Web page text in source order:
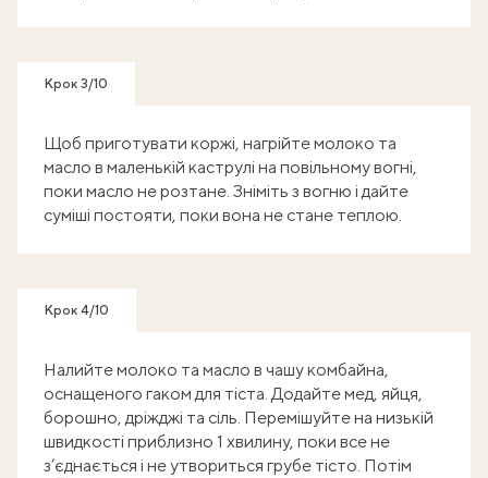
Крок 3/10
Щоб приготувати коржі, нагрійте молоко та
масло в маленькій каструлі на повільному вогні,
поки масло не розтане. Зніміть з вогню і дайте
суміші постояти, поки вона не стане теплою.
Крок 4/10
Налийте молоко та масло в чашу комбайна,
оснащеного гаком для тіста. Додайте мед, яйця,
борошно, дріжджі та сіль. Перемішуйте на низькій
швидкості приблизно 1 хвилину, поки все не
з’єднається і не утвориться грубе тісто. Потім